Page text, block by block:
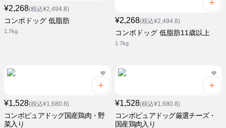
¥2,268(税込¥2,494.8)
コンボドッグ 低脂肪
1.7kg
¥2,268(税込¥2,494.8)
コンボドッグ 低脂肪11歳以上
1.7kg
¥1,528(税込¥1,680.8)
コンボピュアドッグ国産鶏肉・野
菜入り
¥1,528(税込¥1,680.8)
コンボピュアドッグ厳選チーズ・
国産鶏肉入り